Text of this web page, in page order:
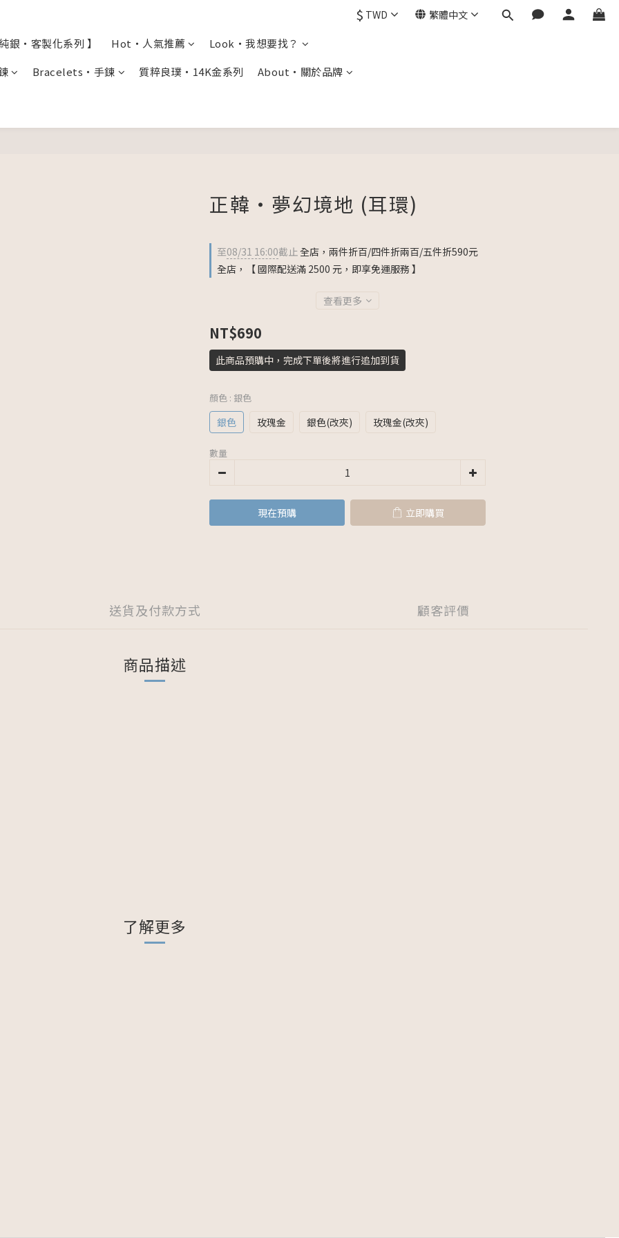
$ TWD 繁體中文
銀・客製化系列 】 Hot・人氣推薦
Look・我想要找？
Bracelets・手鍊 質粹良璞・14K金系列 About・關於品牌
正韓・夢幻境地 (耳環)
至08/31 16:00截止全店，兩件折百/四件折兩百/五件折590元
全店，【 國際配送滿 2500 元，即享免運服務 】
查看更多
NT$690
此商品預購中，完成下單後將進行追加到貨
顏色 : 銀色
銀色 玫瑰金 銀色(改夾) 玫瑰金(改夾)
數量
現在預購 立即購買
送貨及付款方式 顧客評價
商品描述
了解更多